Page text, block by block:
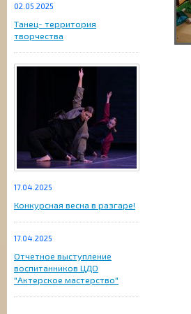
02.05.2025
Танец- территория
творчества
17.04.2025
Конкурсная весна в разгаре!
17.04.2025
Отчетное выступление
воспитанников ЦДО
"Актерское мастерство"